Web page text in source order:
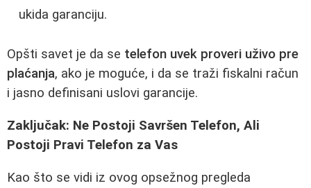
ukida garanciju.
Opšti savet je da se telefon uvek proveri uživo pre
plaćanja, ako je moguće, i da se traži fiskalni račun
i jasno definisani uslovi garancije.
Zaključak: Ne Postoji Savršen Telefon, Ali
Postoji Pravi Telefon za Vas
Kao što se vidi iz ovog opsežnog pregleda